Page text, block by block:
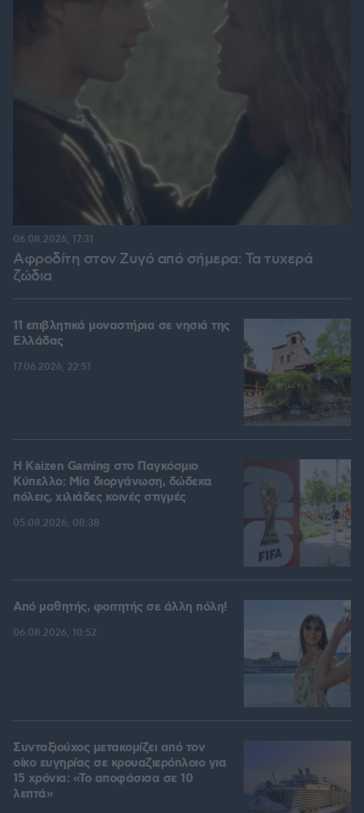
Αφροδίτη στον Ζυγό από σήμερα: Τα τυχερά
ζώδια
06.08.2026, 17:31
11 επιβλητικά μοναστήρια σε νησιά της
Ελλάδας
17.06.2026, 22:51
H Kaizen Gaming στο Παγκόσμιο
Kύπελλο: Μία διοργάνωση, δώδεκα
πόλεις, χιλιάδες κοινές στιγμές
05.08.2026, 08:38
Από μαθητής, φοιτητής σε άλλη πόλη!
06.08.2026, 10:52
Συνταξιούχος μετακομίζει από τον
οίκο ευγηρίας σε κρουαζιερόπλοιο για
15 χρόνια: «Το αποφάσισα σε 10
λεπτά»